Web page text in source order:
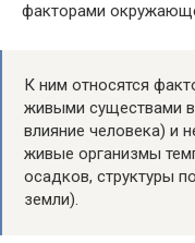
факторами
К ним относятся
живыми существами
влияние человека) и
живые организмы
осадков, структуры
земли).